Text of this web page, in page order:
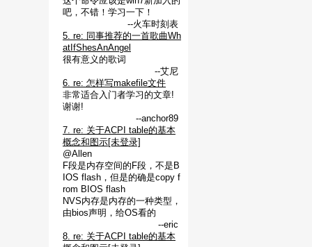
吧，不错！学习一下！
--火车时刻表
5. re: 同事推荐的一首歌曲Wh
atIfShesAnAngel
很有意义的歌词
--艾尼
6. re: 怎样写makefile文件
非常适合入门者学习的文章!
谢谢!
--anchor89
7. re: 关于ACPI table的基本
概念和图示[未登录]
@Allen
F段是内存空间的F段，不是B
IOS flash，但是的确是copy f
rom BIOS flash
NVS内存是内存的一种类型，
由bios声明，给OS看的
--eric
8. re: 关于ACPI table的基本